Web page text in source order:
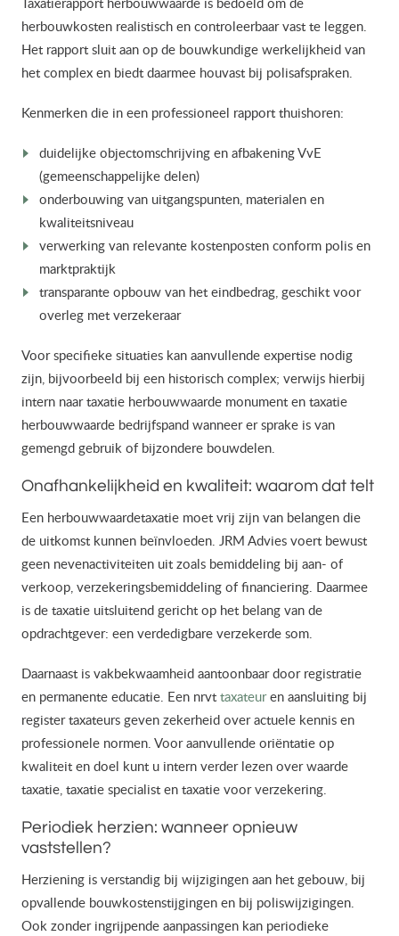
herbouwkosten realistisch en controleerbaar vast te leggen.
Het rapport sluit aan op de bouwkundige werkelijkheid van
het complex en biedt daarmee houvast bij polisafspraken.
Kenmerken die in een professioneel rapport thuishoren:
duidelijke objectomschrijving en afbakening VvE
(gemeenschappelijke delen)
onderbouwing van uitgangspunten, materialen en
kwaliteitsniveau
verwerking van relevante kostenposten conform polis en
marktpraktijk
transparante opbouw van het eindbedrag, geschikt voor
overleg met verzekeraar
Voor specifieke situaties kan aanvullende expertise nodig
zijn, bijvoorbeeld bij een historisch complex; verwijs hierbij
intern naar taxatie herbouwwaarde monument en taxatie
herbouwwaarde bedrijfspand wanneer er sprake is van
gemengd gebruik of bijzondere bouwdelen.
Onafhankelijkheid en kwaliteit: waarom dat telt
Een herbouwwaardetaxatie moet vrij zijn van belangen die
de uitkomst kunnen beïnvloeden. JRM Advies voert bewust
geen nevenactiviteiten uit zoals bemiddeling bij aan- of
verkoop, verzekeringsbemiddeling of financiering. Daarmee
is de taxatie uitsluitend gericht op het belang van de
opdrachtgever: een verdedigbare verzekerde som.
Daarnaast is vakbekwaamheid aantoonbaar door registratie
en permanente educatie. Een nrvt taxateuren aansluiting bij
register taxateurs geven zekerheid over actuele kennis en
professionele normen. Voor aanvullende oriëntatie op
kwaliteit en doel kunt u intern verder lezen over waarde
taxatie, taxatie specialist en taxatie voor verzekering.
Periodiek herzien: wanneer opnieuw
vaststellen?
Herziening is verstandig bij wijzigingen aan het gebouw, bij
opvallende bouwkostenstijgingen en bij poliswijzigingen.
Ook zonder ingrijpende aanpassingen kan periodieke